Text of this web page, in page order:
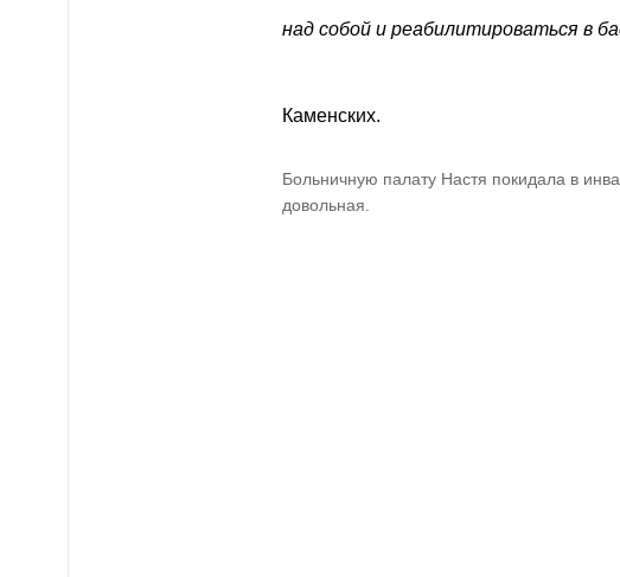
над собой и реабилитироваться в
Каменских.
Больничную палату Настя покидала в
довольная.